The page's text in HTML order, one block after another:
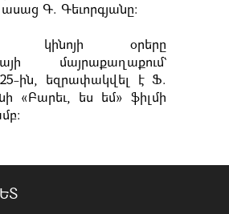
ասաց Գ. Գեւորգյանը:
կինոյի օրերը
մայրաքաղաքում`
25-ին, եզրափակվել է Ֆ.
«Բարեւ, ես եմ» ֆիլմի